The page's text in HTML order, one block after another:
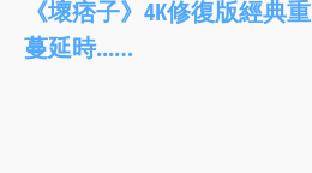
《壞痞子》4K修復版經典
蔓延時...…